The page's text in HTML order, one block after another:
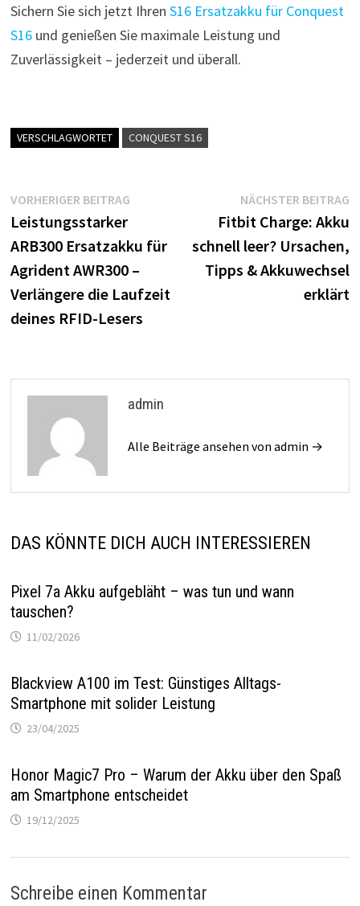
Sichern Sie sich jetzt Ihren S16 Ersatzakku für Conquest
S16und genießen Sie maximale Leistung und
Zuverlässigkeit – jederzeit und überall.
VERSCHLAGWORTET CONQUEST S16
Beitragsnavigation
VORHERIGER BEITRAGVorheriger
Leistungsstarker
ARB300 Ersatzakku für
Agrident AWR300 –
Verlängere die Laufzeit
deines RFID-Lesers
NÄCHSTER BEITRAG
Fitbit Charge: Akku
schnell leer? Ursachen,
Tipps & Akkuwechsel
erklärt
admin
Alle Beiträge ansehen von admin →
DAS KÖNNTE DICH AUCH INTERESSIEREN
Pixel 7a Akku aufgebläht – was tun und wann
tauschen?
11/02/2026
Blackview A100 im Test: Günstiges Alltags-
Smartphone mit solider Leistung
23/04/2025
Honor Magic7 Pro – Warum der Akku über den Spaß
am Smartphone entscheidet
19/12/2025
Schreibe einen Kommentar